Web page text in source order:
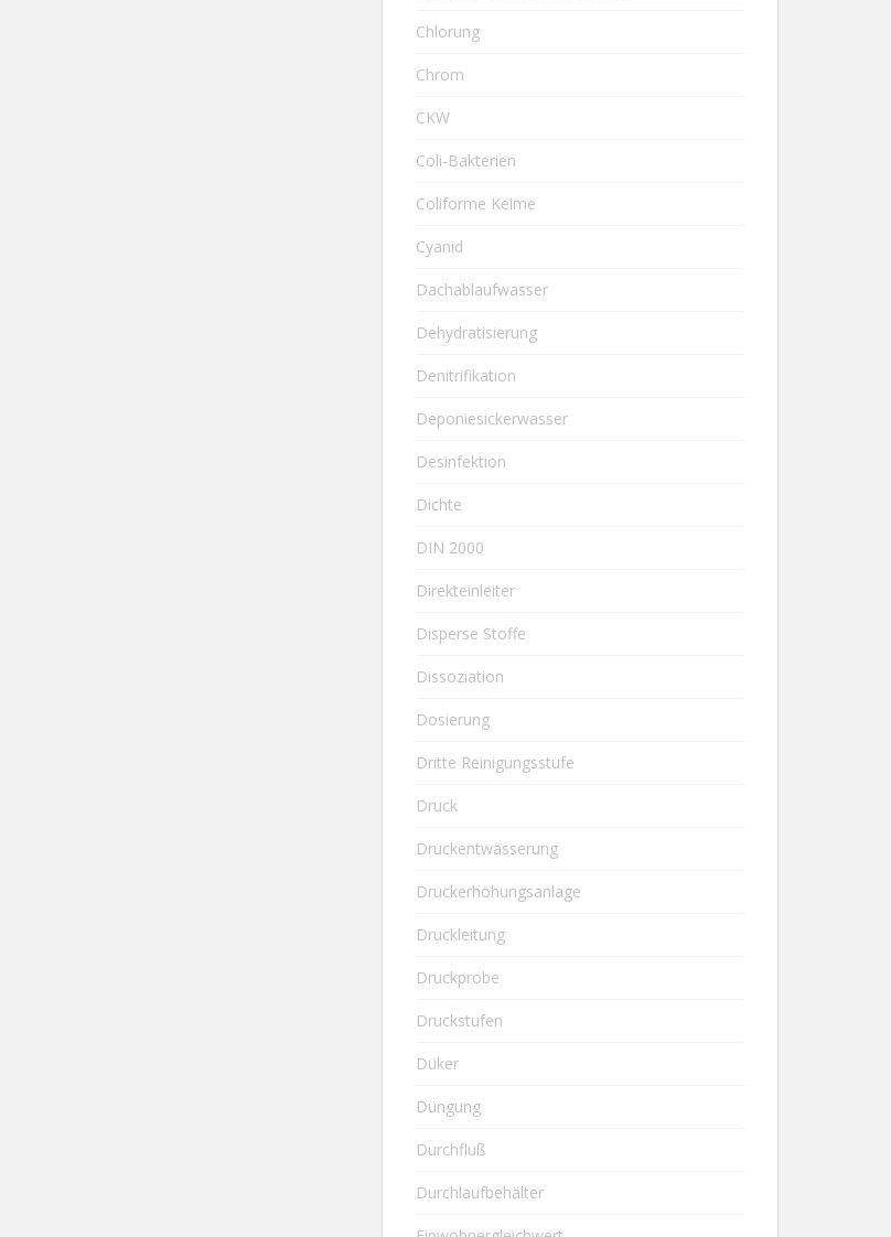
Chlorung
Chrom
CKW
Coli-Bakterien
Coliforme Keime
Cyanid
Dachablaufwasser
Dehydratisierung
Denitrifikation
Deponiesickerwasser
Desinfektion
Dichte
DIN 2000
Direkteinleiter
Disperse Stoffe
Dissoziation
Dosierung
Dritte Reinigungsstufe
Druck
Druckentwässerung
Druckerhöhungsanlage
Druckleitung
Druckprobe
Druckstufen
Düker
Düngung
Durchfluß
Durchlaufbehälter